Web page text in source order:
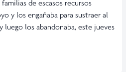
de escasos recursos
y los engañaba para sustraer al
luego los abandonaba, este jueves